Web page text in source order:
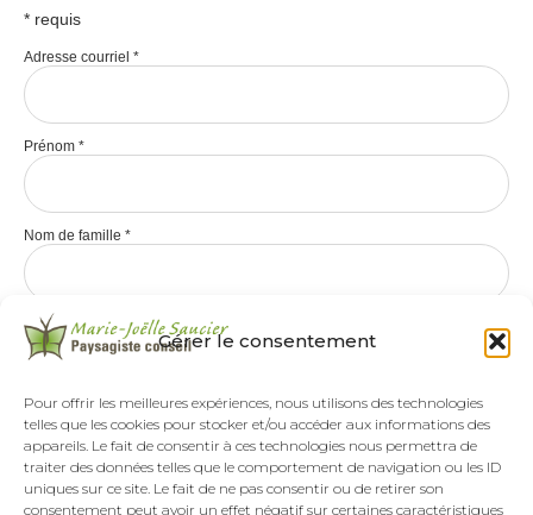
Gérer le consentement
Pour offrir les meilleures expériences, nous utilisons des technologies
telles que les cookies pour stocker et/ou accéder aux informations des
appareils. Le fait de consentir à ces technologies nous permettra de
traiter des données telles que le comportement de navigation ou les ID
uniques sur ce site. Le fait de ne pas consentir ou de retirer son
consentement peut avoir un effet négatif sur certaines caractéristiques
* requis
Adresse courriel *
Prénom *
Nom de famille *